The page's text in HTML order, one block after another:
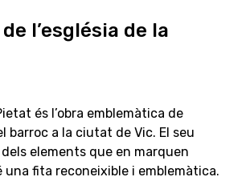
l’església de la
és l’obra emblemàtica de
barroc a la ciutat de Vic. El seu
elements que en marquen
una fita reconeixible i emblemàtica.